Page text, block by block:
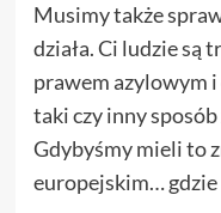
Musimy także
działa. Ci ludzie są
prawem azylowym
taki czy inny
Gdybyśmy mieli to
europejskim… gdzie